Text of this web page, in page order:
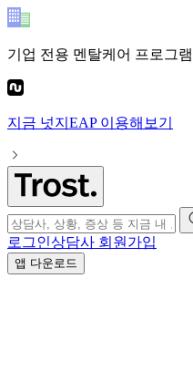
기업 전용 멘탈케어 프로그램
지금 넛지EAP이용해보기
로그인상담사 회원가입
앱 다운로드